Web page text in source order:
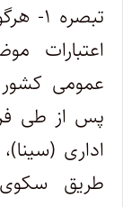
پس از طی
اداری
طریق